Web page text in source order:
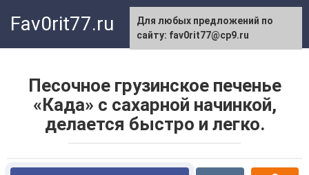
Fav0rit77.ru
Песочное грузинское печенье
«Када» с сахарной начинкой,
делается быстро и легко.
Для любых предложений по
сайту: fav0rit77@cp9.ru